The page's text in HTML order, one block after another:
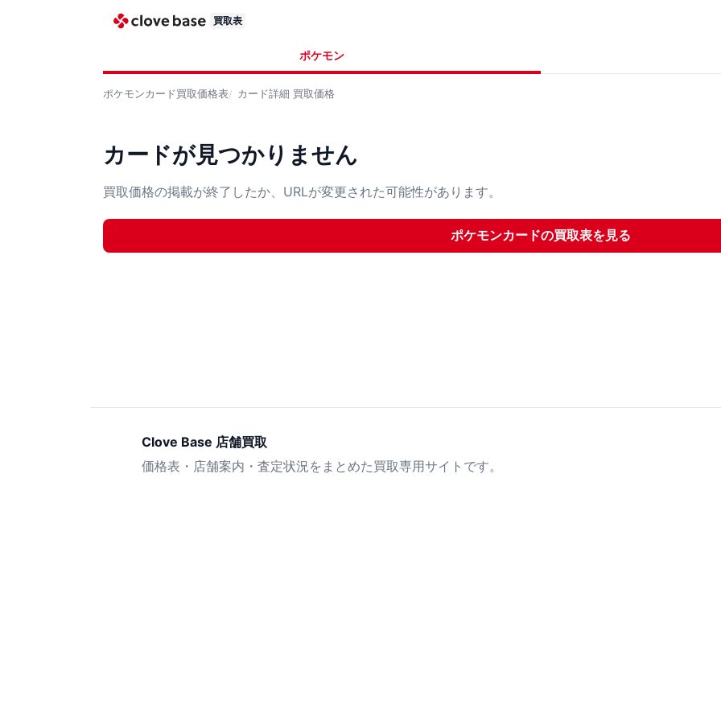
買取表
ポケモン
ポケモンカード買取価格表 カード詳細 買取価格
カードが見つかりません
買取価格の掲載が終了したか、URLが変更された可能性があります。
ポケモンカードの買取表を見る
Clove Base 店舗買取
価格表・店舗案内・査定状況をまとめた買取専用サイトです。